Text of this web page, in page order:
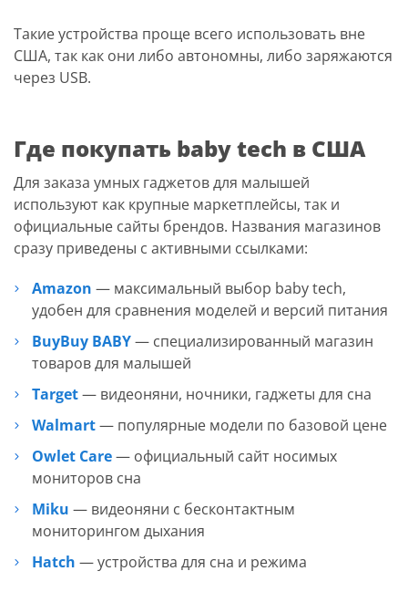
Такие устройства проще всего использовать вне
США, так как они либо автономны, либо заряжаются
через USB.
Где покупать baby tech в США
Для заказа умных гаджетов для малышей
используют как крупные маркетплейсы, так и
официальные сайты брендов. Названия магазинов
сразу приведены с активными ссылками:
Amazon — максимальный выбор baby tech,
удобен для сравнения моделей и версий питания
BuyBuy BABY— специализированный магазин
товаров для малышей
Target— видеоняни, ночники, гаджеты для сна
Walmart— популярные модели по базовой цене
Owlet Care— официальный сайт носимых
мониторов сна
Miku — видеоняни с бесконтактным
мониторингом дыхания
Hatch — устройства для сна и режима